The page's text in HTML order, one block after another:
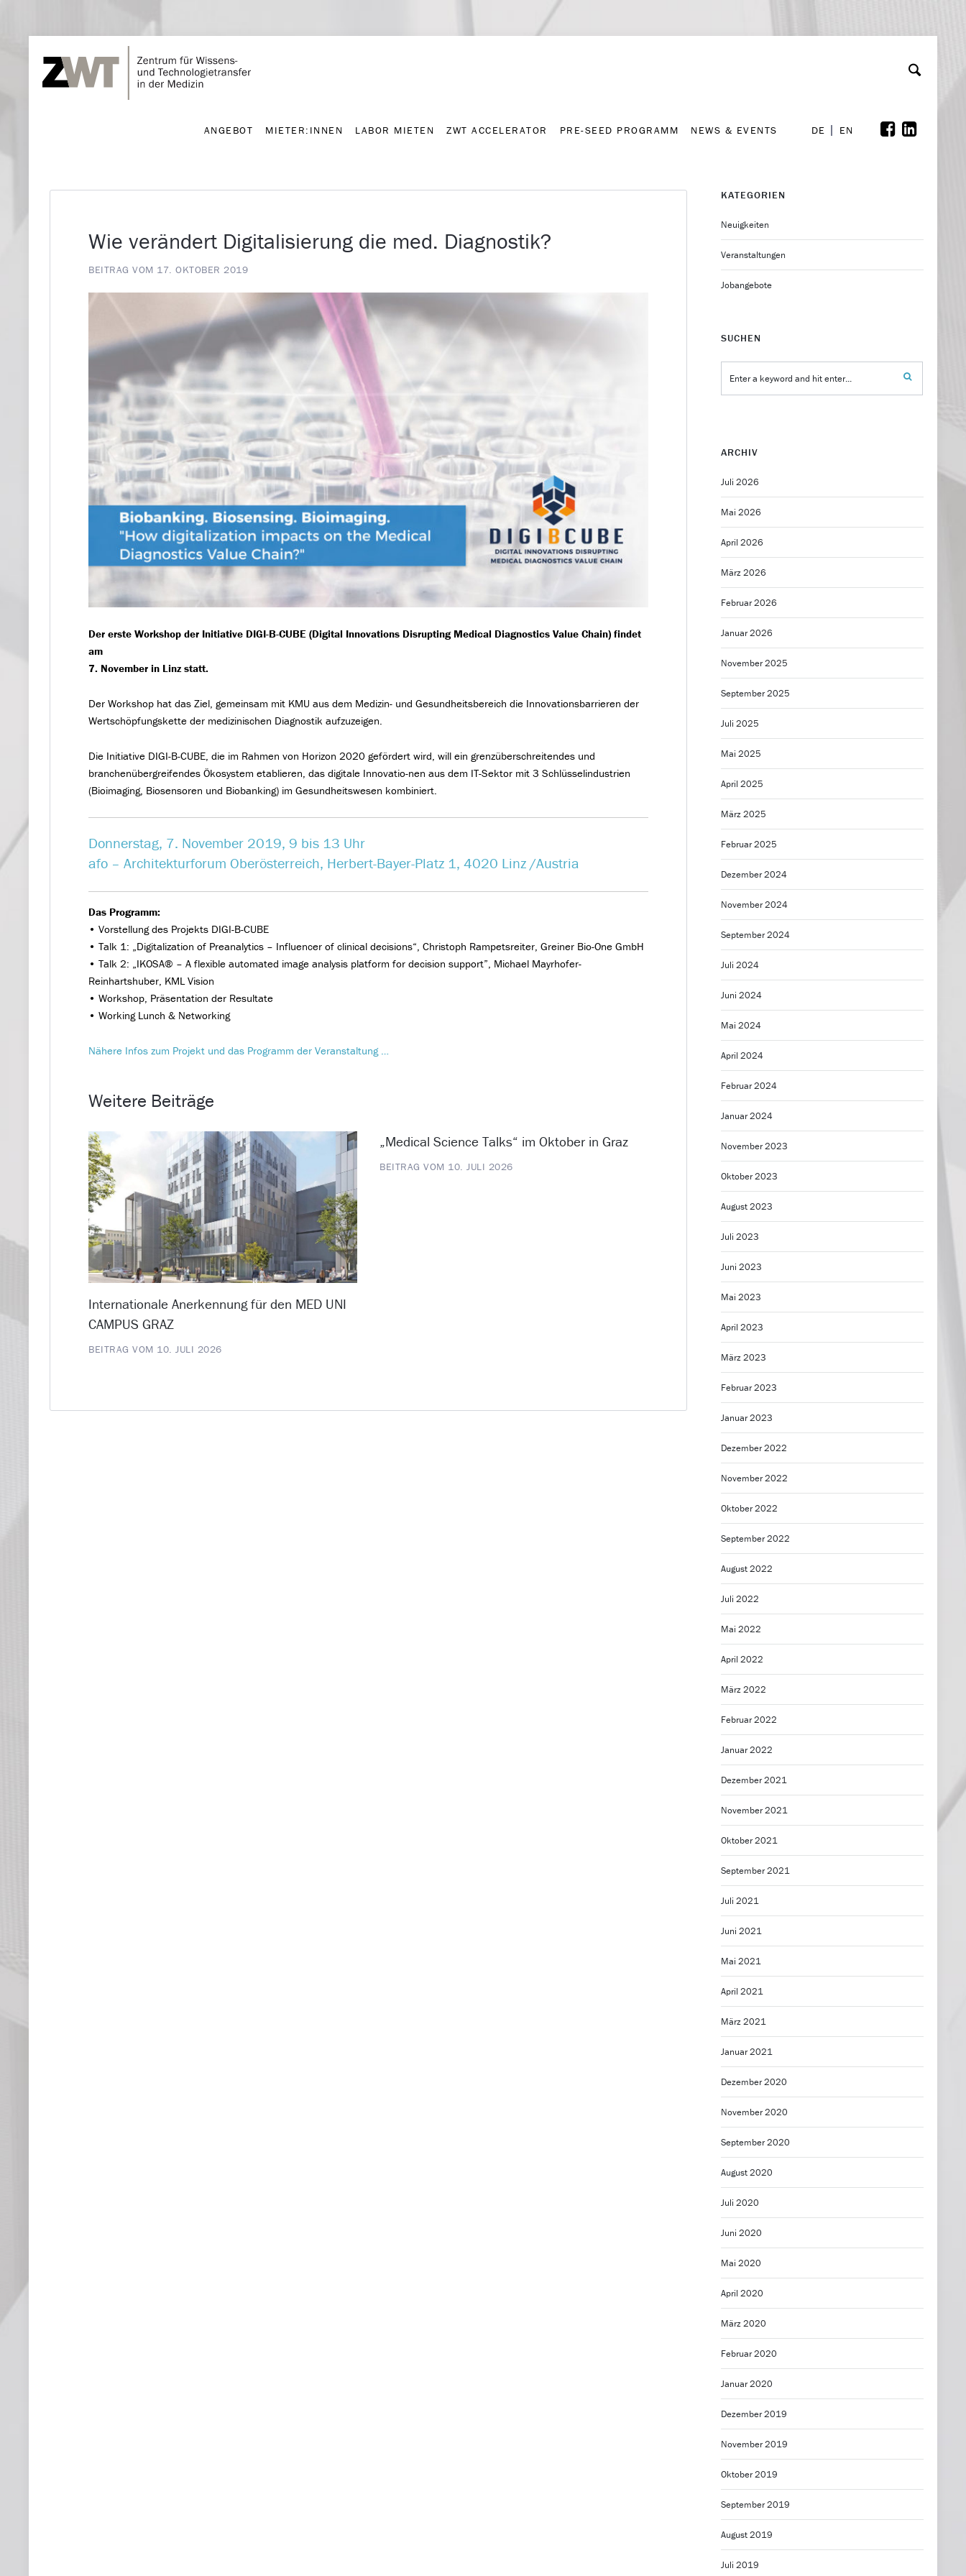
ANGEBOT
ANGEBOT MIETER:INNEN LABOR MIETEN ZWT ACCELERATOR PRE-SEED PROGRAMM NEWS & EVENTS DE EN
Wie verändert Digitalisierung die med. Diagnostik?
BEITRAG VOM 17. OKTOBER 2019
Der erste Workshop der Initiative DIGI-B-CUBE (Digital Innovations Disrupting Medical Diagnostics Value Chain) findet
am
7. November in Linz statt.
Der Workshop hat das Ziel, gemeinsam mit KMU aus dem Medizin- und Gesundheitsbereich die Innovationsbarrieren der
Wertschöpfungskette der medizinischen Diagnostik aufzuzeigen.
Die Initiative DIGI-B-CUBE, die im Rahmen von Horizon 2020 gefördert wird, will ein grenzüberschreitendes und
branchenübergreifendes Ökosystem etablieren, das digitale Innovatio-nen aus dem IT-Sektor mit 3 Schlüsselindustrien
(Bioimaging, Biosensoren und Biobanking) im Gesundheitswesen kombiniert.
Donnerstag, 7. November 2019, 9 bis 13 Uhr
afo – Architekturforum Oberösterreich, Herbert-Bayer-Platz 1, 4020 Linz /Austria
Das Programm:
• Vorstellung des Projekts DIGI-B-CUBE
• Talk 1: „Digitalization of Preanalytics – Influencer of clinical decisions“, Christoph Rampetsreiter, Greiner Bio-One GmbH
• Talk 2: „IKOSA® – A flexible automated image analysis platform for decision support”, Michael Mayrhofer-
Reinhartshuber, KML Vision
• Workshop, Präsentation der Resultate
• Working Lunch & Networking
Nähere Infos zum Projekt und das Programm der Veranstaltung …
Weitere Beiträge
Internationale Anerkennung für den MED UNI
CAMPUS GRAZ
BEITRAG VOM 10. JULI 2026
„Medical Science Talks“ im Oktober in Graz
BEITRAG VOM 10. JULI 2026
KATEGORIEN
Neuigkeiten
Veranstaltungen
Jobangebote
SUCHEN
ARCHIV
Juli 2026
Mai 2026
April 2026
März 2026
Februar 2026
Januar 2026
November 2025
September 2025
Juli 2025
Mai 2025
April 2025
März 2025
Februar 2025
Dezember 2024
November 2024
September 2024
Juli 2024
Juni 2024
Mai 2024
April 2024
Februar 2024
Januar 2024
November 2023
Oktober 2023
August 2023
Juli 2023
Juni 2023
Mai 2023
April 2023
März 2023
Februar 2023
Januar 2023
Dezember 2022
November 2022
Oktober 2022
September 2022
August 2022
Juli 2022
Mai 2022
April 2022
März 2022
Februar 2022
Januar 2022
Dezember 2021
November 2021
Oktober 2021
September 2021
Juli 2021
Juni 2021
Mai 2021
April 2021
März 2021
Januar 2021
Dezember 2020
November 2020
September 2020
August 2020
Juli 2020
Juni 2020
Mai 2020
April 2020
März 2020
Februar 2020
Januar 2020
Dezember 2019
November 2019
Oktober 2019
September 2019
August 2019
Juli 2019